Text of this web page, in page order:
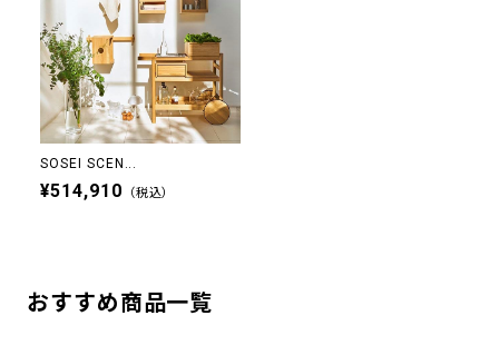
SOSEI SCEN...
¥514,910 （税込）
おすすめ商品一覧